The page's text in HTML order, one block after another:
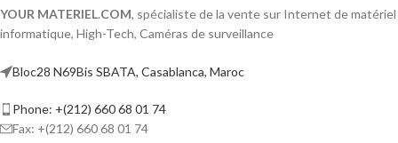
YOUR MATERIEL.COM, spécialiste de la vente sur Internet de matériel
informatique, High-Tech, Caméras de surveillance
Bloc28 N69Bis SBATA, Casablanca, Maroc
Phone: +(212) 660 68 01 74
Fax: +(212) 660 68 01 74